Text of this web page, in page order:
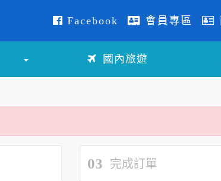
Facebook 會員專區
國內旅遊
03 完成訂單